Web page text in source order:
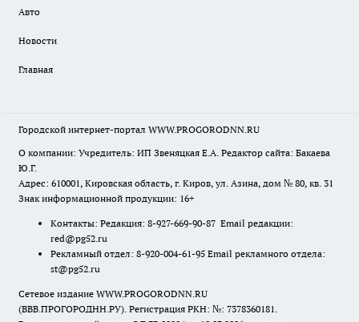
Авто
Новости
Главная
Городской интернет-портал WWW.PROGORODNN.RU
О компании: Учредитель: ИП Звеняцкая Е.А. Редактор сайта: Бакаева
Ю.Г.
Адрес: 610001, Кировская область, г. Киров, ул. Азина, дом № 80, кв. 31
Знак информационной продукции: 16+
Контакты: Редакция: 8-927-669-90-87 Email редакции:
red@pg52.ru
Рекламный отдел: 8-920-004-61-95 Email рекламного отдела:
st@pg52.ru
Сетевое издание WWW.PROGORODNN.RU
(ВВВ.ПРОГОРОДНН.РУ). Регистрация РКН: №: 7378360181.